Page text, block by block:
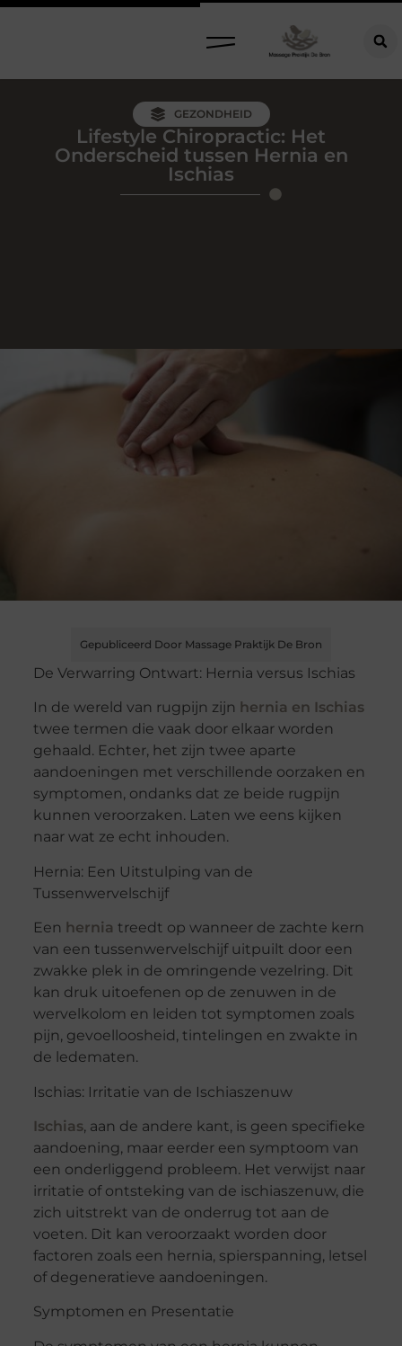
GEZONDHEID
Lifestyle Chiropractic: Het
Onderscheid tussen Hernia en
Ischias
Gepubliceerd Door Massage Praktijk De Bron
De Verwarring Ontwart: Hernia versus Ischias
In de wereld van rugpijn zijn hernia en Ischias
twee termen die vaak door elkaar worden
gehaald. Echter, het zijn twee aparte
aandoeningen met verschillende oorzaken en
symptomen, ondanks dat ze beide rugpijn
kunnen veroorzaken. Laten we eens kijken
naar wat ze echt inhouden.
Hernia: Een Uitstulping van de
Tussenwervelschijf
Een hernia treedt op wanneer de zachte kern
van een tussenwervelschijf uitpuilt door een
zwakke plek in de omringende vezelring. Dit
kan druk uitoefenen op de zenuwen in de
wervelkolom en leiden tot symptomen zoals
pijn, gevoelloosheid, tintelingen en zwakte in
de ledematen.
Ischias: Irritatie van de Ischiaszenuw
Ischias, aan de andere kant, is geen specifieke
aandoening, maar eerder een symptoom van
een onderliggend probleem. Het verwijst naar
irritatie of ontsteking van de ischiaszenuw, die
zich uitstrekt van de onderrug tot aan de
voeten. Dit kan veroorzaakt worden door
factoren zoals een hernia, spierspanning, letsel
of degeneratieve aandoeningen.
Symptomen en Presentatie